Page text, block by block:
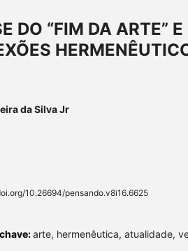
DO “FIM DA ARTE”
da Silva Jr
10.26694/pensando.v8i16.6625
arte, hermenêutica, atualidade,